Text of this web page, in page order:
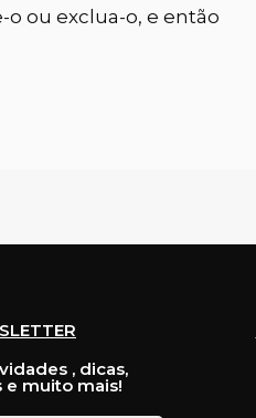
o ou exclua-o, e então
, dicas,
e muito mais!